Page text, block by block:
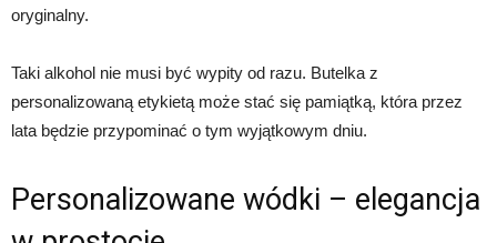
oryginalny.
Taki alkohol nie musi być wypity od razu. Butelka z
personalizowaną etykietą może stać się pamiątką, która przez
lata będzie przypominać o tym wyjątkowym dniu.
Personalizowane wódki – elegancja